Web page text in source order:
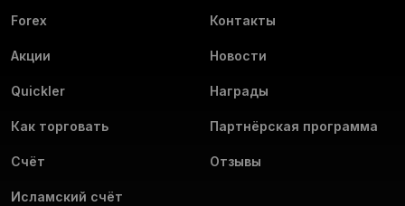
Forex
Акции
Quickler
Как торговать
Счёт
Исламский счёт
Контакты
Новости
Награды
Партнёрская программа
Отзывы